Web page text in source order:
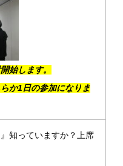
始します。
か1日の参加になりま
知っていますか？上席